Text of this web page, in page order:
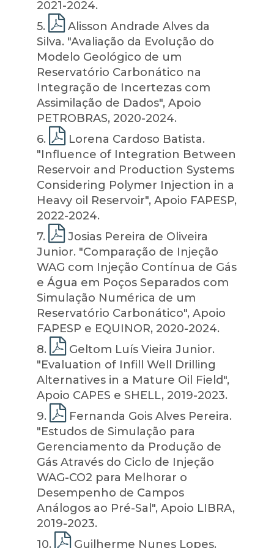
2021-2024.
5.
Alisson Andrade Alves da
Silva. "Avaliação da Evolução do
Modelo Geológico de um
Reservatório Carbonático na
Integração de Incertezas com
Assimilação de Dados", Apoio
PETROBRAS, 2020-2024.
6.
Lorena Cardoso Batista.
"Influence of Integration Between
Reservoir and Production Systems
Considering Polymer Injection in a
Heavy oil Reservoir", Apoio FAPESP,
2022-2024.
7.
Josias Pereira de Oliveira
Junior. "Comparação de Injeção
WAG com Injeção Contínua de Gás
e Água em Poços Separados com
Simulação Numérica de um
Reservatório Carbonático", Apoio
FAPESP e EQUINOR, 2020-2024.
8.
Geltom Luís Vieira Junior.
"Evaluation of Infill Well Drilling
Alternatives in a Mature Oil Field",
Apoio CAPES e SHELL, 2019-2023.
9.
Fernanda Gois Alves Pereira.
"Estudos de Simulação para
Gerenciamento da Produção de
Gás Através do Ciclo de Injeção
WAG-CO2 para Melhorar o
Desempenho de Campos
Análogos ao Pré-Sal", Apoio LIBRA,
2019-2023.
10.
Guilherme Nunes Lopes.